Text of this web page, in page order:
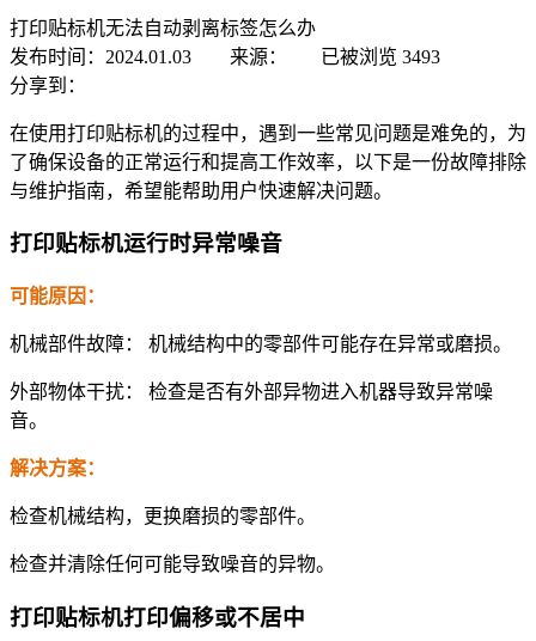
打印贴标机无法自动剥离标签怎么办
发布时间：2024.01.03 来源：
已被浏览 3493
分享到：
在使用打印贴标机的过程中，遇到一些常见问题是难免的，为
了确保设备的正常运行和提高工作效率，以下是一份故障排除
与维护指南，希望能帮助用户快速解决问题。
打印贴标机运行时异常噪音
可能原因：
机械部件故障： 机械结构中的零部件可能存在异常或磨损。
外部物体干扰： 检查是否有外部异物进入机器导致异常噪
音。
解决方案：
检查机械结构，更换磨损的零部件。
检查并清除任何可能导致噪音的异物。
打印贴标机打印偏移或不居中